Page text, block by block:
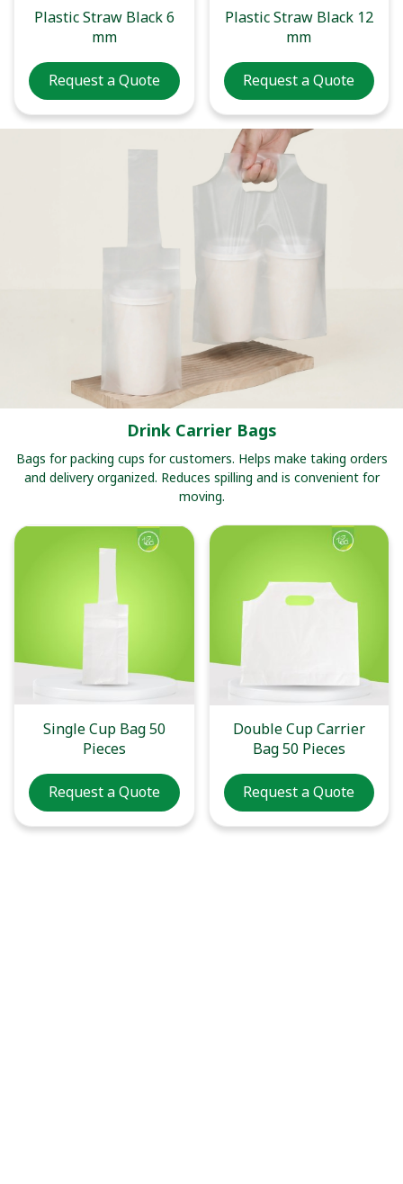
Plastic Straw Black 6
mm
Request a Quote
Plastic Straw Black 12
mm
Request a Quote
Drink Carrier Bags
Bags for packing cups for customers. Helps make taking orders
and delivery organized. Reduces spilling and is convenient for
moving.
Single Cup Bag 50
Pieces
Request a Quote
Double Cup Carrier
Bag 50 Pieces
Request a Quote